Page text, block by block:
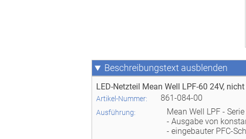
Beschreibungstext
LED-Netzteil Mean Well LPF-60 24V,
Artikel-Nummer: 861-084-00
Ausführung:
Mean Well LPF -
- Ausgabe von
- eingebauter PFC-